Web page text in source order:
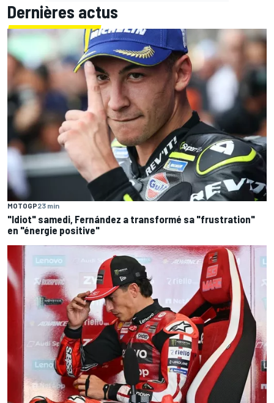
Dernières actus
MOTOGP23 min
"Idiot" samedi, Fernández a transformé sa "frustration"
en "énergie positive"